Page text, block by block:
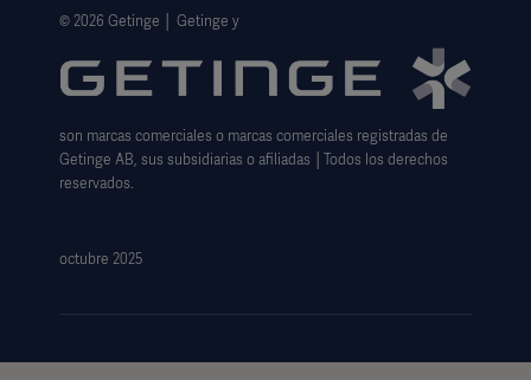
Política de privacidad del sitio web
Exención de responsabilidad de uso del sitio web
Aviso sobre las cookies
Formulario de solicitud de datos
© 2026 Getinge │ Getinge y
son marcas comerciales o marcas comerciales registradas de
Getinge AB, sus subsidiarias o afiliadas │Todos los derechos
reservados.
octubre 2025